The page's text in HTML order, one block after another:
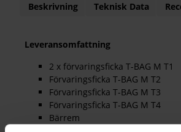
Beskrivning Teknisk Data
Leveransomfattning
2 x förvaringsficka T-BAG M T1
Förvaringsficka T-BAG M T2
Förvaringsficka T-BAG M T3
Förvaringsficka T-BAG M T4
Bärrem